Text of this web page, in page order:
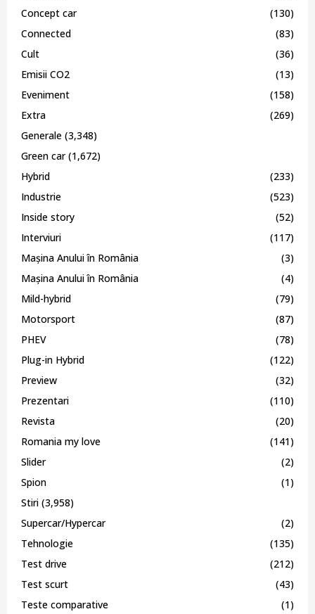
Concept car
(130)
Connected
(83)
Cult
(36)
Emisii CO2
(13)
Eveniment
(158)
Extra
(269)
Generale (3,348)
Green car(1,672)
Hybrid
(233)
Industrie
(523)
Inside story
(52)
Interviuri
(117)
Mașina Anului în România
(3)
Mașina Anului în România
(4)
Mild-hybrid
(79)
Motorsport
(87)
PHEV
(78)
Plug-in Hybrid
(122)
Preview
(32)
Prezentari
(110)
Revista
(20)
Romania my love
(141)
Slider
(2)
Spion
(1)
Stiri (3,958)
Supercar/Hypercar
(2)
Tehnologie
(135)
Test drive
(212)
Test scurt
(43)
Teste comparative
(1)